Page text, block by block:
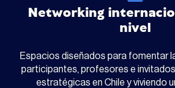
Networking
nivel
Espacios diseñados para fomentar
participantes, profesores e
estratégicas en Chile y viviendo